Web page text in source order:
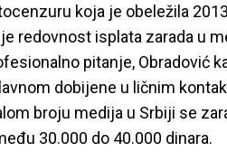
koja je obeležila
redovnost isplata zarada u
pitanje, Obradović
dobijene u ličnim
broju medija u Srbiji se
30.000 do 40.000 dinara.